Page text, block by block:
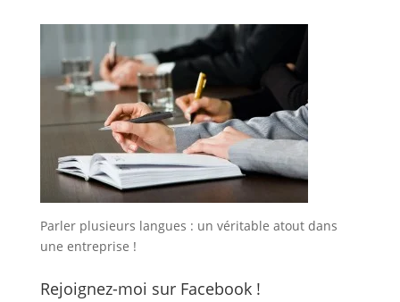
Parler plusieurs langues : un véritable atout dans
une entreprise !
Rejoignez-moi sur Facebook !